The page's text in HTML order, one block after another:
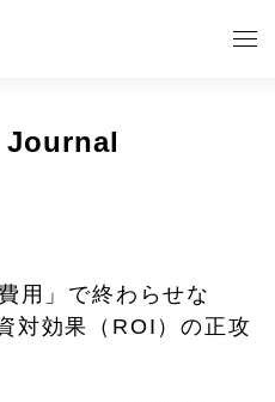
用」で終わらせな
対効果（ROI）の正攻